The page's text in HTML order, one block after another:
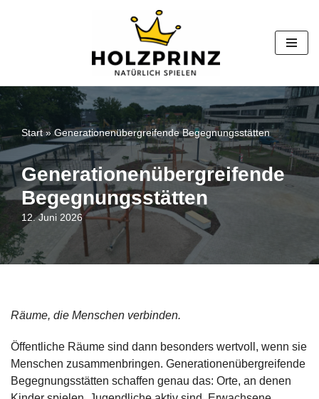
Start»Generationenübergreifende Begegnungsstätten
Generationenübergreifende
Begegnungsstätten
12. Juni 2026
Räume, die Menschen verbinden.
Öffentliche Räume sind dann besonders wertvoll, wenn sie
Menschen zusammenbringen. Generationenübergreifende
Begegnungsstätten schaffen genau das: Orte, an denen